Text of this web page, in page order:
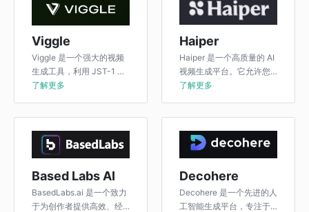
Viggle
Viggle 是一个强大的视频
生成工具，利用 JST-1 模
型实现视频和 3D 动画的
了解更多
Haiper
Haiper 是一个高质量的 AI
视频生成平台。它允许您
根据文本提示或图像创建
了解更多
Based Labs AI
BasedLabs.ai 是一个致力
于为创作者提供高效、经
Decohere
Decohere 是一个先进的人
工智能生成平台，专注于